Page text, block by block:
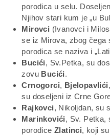
porodica u selu.
Njihov stari kum je „u
Mirovci (Ivanovci i
se iz Mirova, zbog čega
porodica se naziva i
Bucići, Sv.Petka, su
zovu Bucići.
Crnogorci, Bjelopavlići
su doseljeni iz Crne
Rajkovci, Nikoljdan, su
Marinkovići, Sv. Petka,
porodiceZlatinci, koji